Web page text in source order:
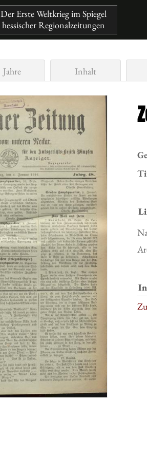
Der Erste Weltkrieg im Spiegel
hessischer Regionalzeitungen
Jahre Inhalt